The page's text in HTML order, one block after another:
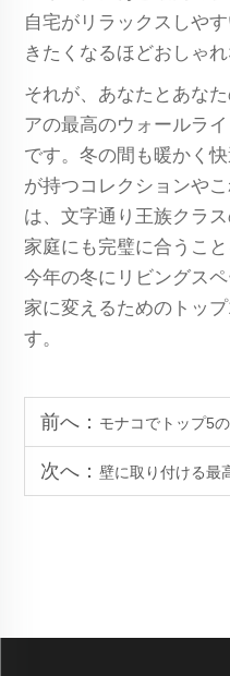
自宅がリラックスしや
きたくなるほどおしゃ
それが、あなたとあな
アの最高のウォールラ
です。冬の間も暖かく
が持つコレクションや
は、文字通り王族クラ
家庭にも完璧に合うこ
今年の冬にリビングス
家に変えるためのトッ
す。
前へ： モナコでトップ5
次へ： 壁に取り付ける最高